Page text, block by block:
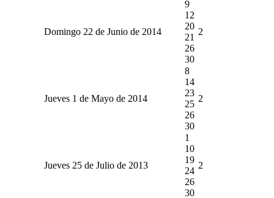
Domingo 22 de Junio de 2014
9
12
20
21
26
30
2
Jueves 1 de Mayo de 2014
8
14
23
25
26
30
2
Jueves 25 de Julio de 2013
1
10
19
24
26
30
2